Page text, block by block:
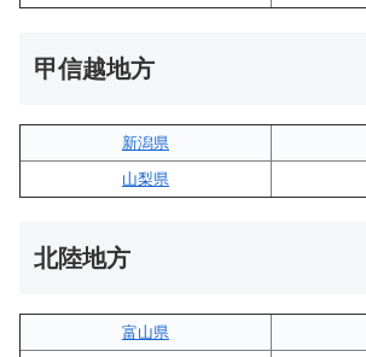
甲信越地方
新潟県
山梨県
北陸地方
富山県